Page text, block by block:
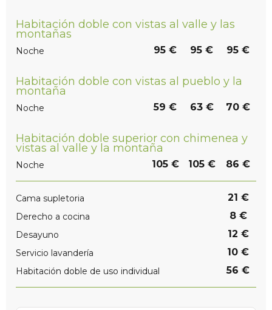
Habitación doble con vistas al valle y las
montañas
Noche 95 € 95 € 95 €
Habitación doble con vistas al pueblo y la
montaña
Noche 59 € 63 € 70 €
Habitación doble superior con chimenea y
vistas al valle y la montaña
Noche 105 € 105 € 86 €
Cama supletoria 21 €
Derecho a cocina 8 €
Desayuno 12 €
Servicio lavandería 10 €
Habitación doble de uso individual 56 €